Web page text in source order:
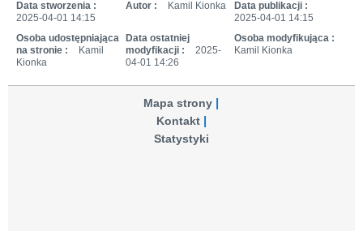
Data stworzenia :
2025-04-01 14:15
Autor : Kamil Kionka
Data publikacji :
2025-04-01 14:15
Osoba udostępniająca
na stronie :
Kamil
Kionka
Data ostatniej
modyfikacji :
2025-
04-01 14:26
Osoba modyfikująca :
Kamil Kionka
Mapa strony
Kontakt
Statystyki